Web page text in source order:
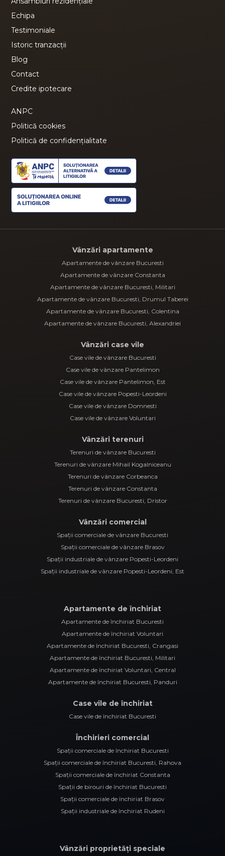
Echipa
Testimoniale
Istoric tranzacții
Blog
Contact
Credite ipotecare
ANPC
Politică cookies
Politică de confidențialitate
Vânzări apartamente
Apartamente de vânzare Bucuresti
Apartamente de vânzare Constanta
Apartamente de vânzare Bucuresti, Militari
Apartamente de vânzare Bucuresti, Drumul Taberei
Apartamente de vânzare Bucuresti, Colentina
Apartamente de vânzare Bucuresti, Alexandriei
Vânzări case vile
Case vile de vânzare Bucuresti
Case vile de vânzare Pantelimon
Case vile de vânzare Pantelimon, Est
Case vile de vânzare Popesti-Leordeni
Case vile de vânzare Domnesti
Case vile de vânzare Voluntari
Vânzări terenuri
Terenuri de vânzare Bucuresti
Terenuri de vânzare Mihail Kogalniceanu
Terenuri de vânzare Corbeanca
Terenuri de vânzare Constanta
Terenuri de vânzare Bucuresti, Dristor
Vânzări comercial
Spații comerciale de vânzare Bucuresti
Spații comerciale de vânzare Brasov
Spații industriale de vânzare Popesti-Leordeni
Spații industriale de vânzare Popesti-Leordeni, Est
Apartamente de închiriat
Apartamente de închiriat Bucuresti
Apartamente de închiriat Voluntari
Apartamente de închiriat Bucuresti, Crangasi
Apartamente de închiriat Bucuresti, Militari
Apartamente de închiriat Voluntari, Central
Apartamente de închiriat Bucuresti, Panduri
Case vile de închiriat
Case vile de închiriat Bucuresti
Închirieri comercial
Spații comerciale de închiriat Bucuresti
Spații comerciale de închiriat Bucuresti, Rahova
Spații comerciale de închiriat Constanta
Spații de birouri de închiriat Bucuresti
Spații comerciale de închiriat Brasov
Spații industriale de închiriat Rudeni
Vânzări proprietăți speciale